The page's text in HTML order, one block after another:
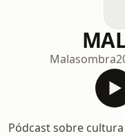
Malasombra
Pódcast sobre